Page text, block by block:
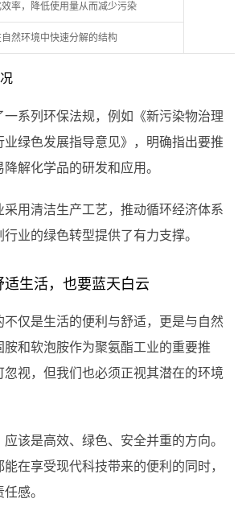
率，降低使用量从而减少污染
然环境中快速分解的结构
系列环保法规，例如《新污染物治理
绿色发展指导意见》，明确指出要推
解化学品的研发和应用。
采用清洁生产工艺，推动循环经济体系
业的绿色转型提供了有力支撑。
生活，也要蓝天白云
仅是生活的便利与舒适，更是与自然
和软泡胺作为聚氨酯工业的重要推
视，但我们也必须正视其潜在的环境
该是高效、绿色、安全并重的方向。
在享受现代科技带来的便利的同时，
感。